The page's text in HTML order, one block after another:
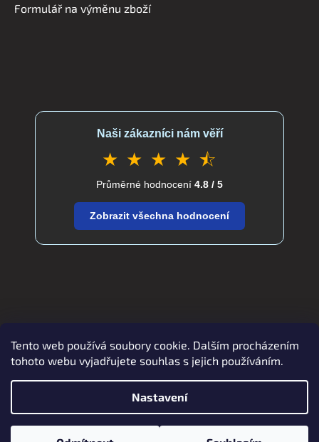
Tento web používá soubory cookie. Dalším procházením
tohoto webu vyjadřujete souhlas s jejich používáním.
Nastavení
Formulář na výměnu zboží
Naši zákazníci nám věří
★ ★ ★ ★ ⯪
Průměrné hodnocení 4.8 / 5
Zobrazit všechna hodnocení
Zboží.cz Heureka.cz verdatex.cz
Vytvořil Shoptet